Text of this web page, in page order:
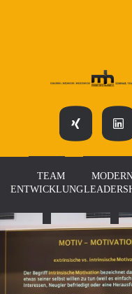
TEAM
ENTWICKLUNG